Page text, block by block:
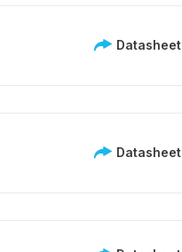
Datasheet
Datasheet